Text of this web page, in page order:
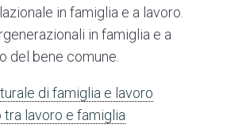
in famiglia e a lavoro.
in famiglia e a
del bene comune.
di famiglia e lavoro
tra lavoro e famiglia